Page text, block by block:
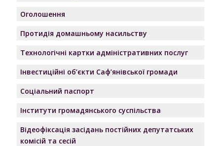
Оголошення
Протидія домашньому насильству
Технологічні картки адміністративних послуг
Інвестиційні об’єкти Саф’янівської громади
Соціальний паспорт
Інститути громадянського суспільства
Відеофіксація засідань постійних депутатських
комісій та сесій